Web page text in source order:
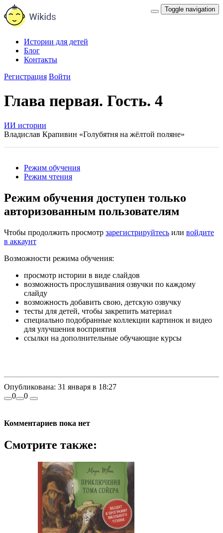
Toggle navigation
Истории для детей
Блог
Контакты
Регистрация Войти
Глава первая. Гость. 4
ИИ истории
Владислав Крапивин «Голубятня на жёлтой поляне»
Режим обучения
Режим чтения
Режим обучения доступен только
авторизованным пользователям
Чтобы продолжить просмотр зарегистрируйтесь или войдите
в аккаунт
Возможности режима обучения:
просмотр истории в виде слайдов
возможность прослушивания озвучки по каждому
слайду
возможность добавить свою, детскую озвучку
тесты для детей, чтобы закрепить материал
специально подобранные коллекции картинок и видео
для улучшения восприятия
ссылки на дополнительные обучающие курсы
Опубликована: 31 января в 18:27
0
0
Комментариев пока нет
Смотрите также: